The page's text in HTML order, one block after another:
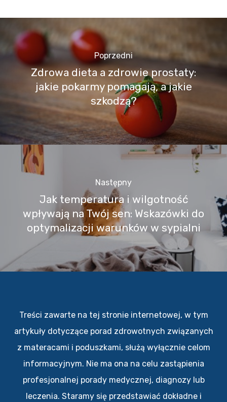
Poprzedni
Zdrowa dieta a zdrowie prostaty:
jakie pokarmy pomagają, a jakie
szkodzą?
Następny
Jak temperatura i wilgotność
wpływają na Twój sen: Wskazówki do
optymalizacji warunków w sypialni
Treści zawarte na tej stronie internetowej, w tym
artykuły dotyczące porad zdrowotnych związanych
z materacami i poduszkami, służą wyłącznie celom
informacyjnym. Nie ma ona na celu zastąpienia
profesjonalnej porady medycznej, diagnozy lub
leczenia. Staramy się przedstawiać dokładne i